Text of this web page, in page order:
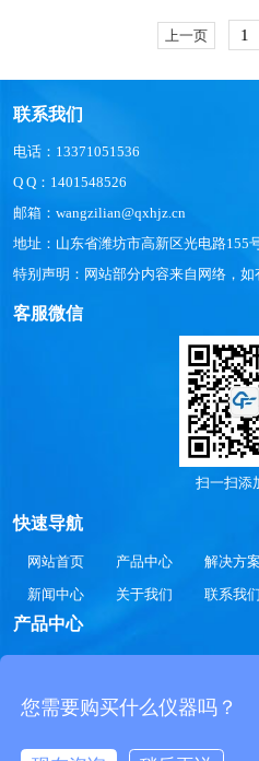
上一页 1
联系我们
电话：13371051536
Q Q：1401548526
邮箱：wangzilian@qxhjz.cn
地址：山东省潍坊市高新区光电路155
特别声明：网站部分内容来自网络，如
客服微信
扫一扫添
快速导航
网站首页 产品中心 解决方
新闻中心
关于我们 联系我们
产品中心
智慧光伏
智慧环境
家参数SDFTWLW.COM All
您需要购买什么仪器吗？